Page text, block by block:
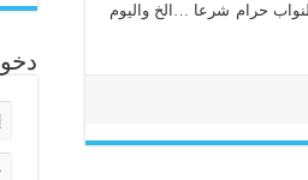
حرام شرعا …الخ واليوم